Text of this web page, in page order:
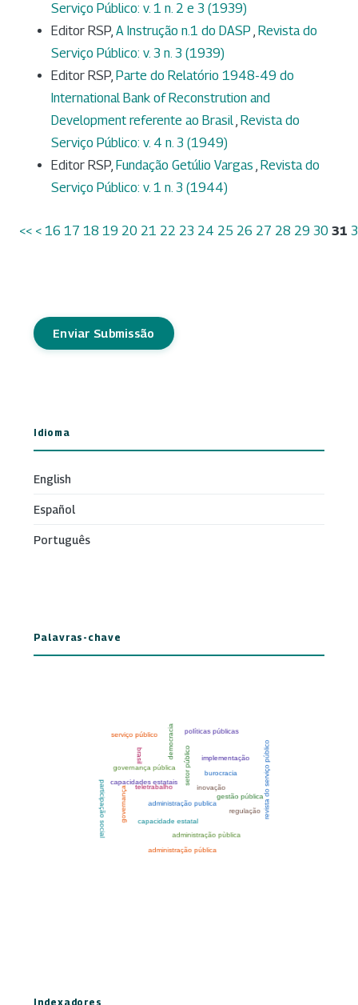
Serviço Público: v. 1 n. 2 e 3 (1939)
Editor RSP, A Instrução n.1 do DASP , Revista do
Serviço Público: v. 3 n. 3 (1939)
Editor RSP, Parte do Relatório 1948-49 do
International Bank of Reconstrution and
Development referente ao Brasil, Revista do
Serviço Público: v. 4 n. 3 (1949)
Editor RSP, Fundação Getúlio Vargas , Revista do
Serviço Público: v. 1 n. 3 (1944)
<< < 16 17 18 19 20 21 22 23 24 25 26 27 28 29 30 31
Enviar Submissão
Idioma
English
Español
Português
Palavras-chave
Indexadores